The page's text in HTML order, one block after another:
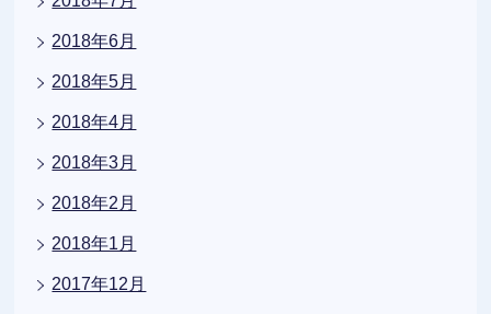
2018年6月
2018年5月
2018年4月
2018年3月
2018年2月
2018年1月
2017年12月